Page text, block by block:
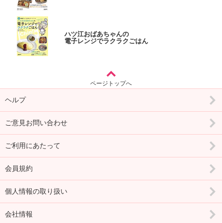
ハツ江おばあちゃんの
電子レンジでラクラクごはん
ページトップへ
ヘルプ
ご意見お問い合わせ
ご利用にあたって
会員規約
個人情報の取り扱い
会社情報